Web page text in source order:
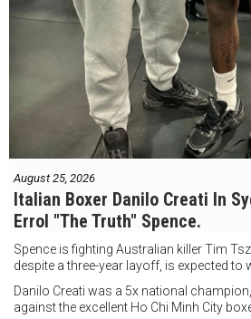
August 25, 2026
Italian Boxer Danilo Creati In
Errol "The Truth" Spence.
Spence is fighting Australian killer Tim
despite a three-year layoff, is expected to
Danilo Creati was a 5x national
against the excellent Ho Chi Minh City